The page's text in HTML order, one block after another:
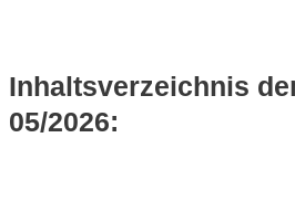
Inhaltsverzeichnis
05/2026: